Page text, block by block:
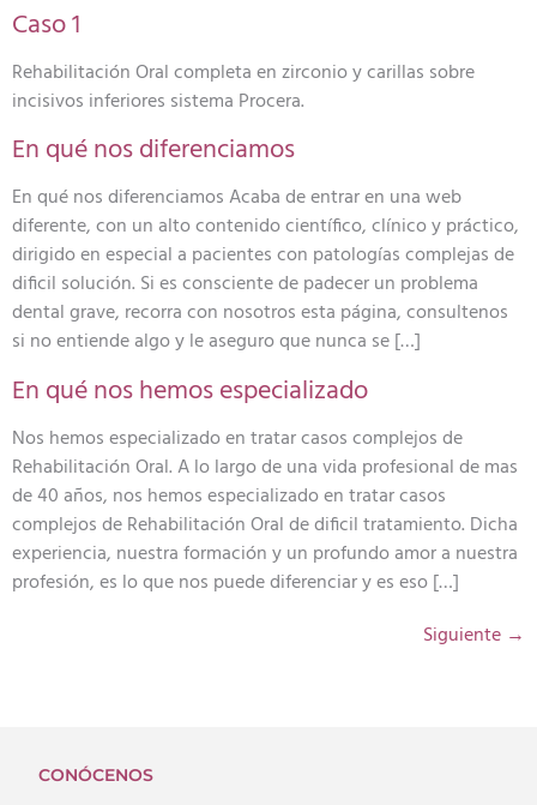
Caso 1
Rehabilitación Oral completa en zirconio y carillas sobre
incisivos inferiores sistema Procera.
En qué nos diferenciamos
En qué nos diferenciamos Acaba de entrar en una web
diferente, con un alto contenido científico, clínico y práctico,
dirigido en especial a pacientes con patologías complejas de
dificil solución. Si es consciente de padecer un problema
dental grave, recorra con nosotros esta página, consultenos
si no entiende algo y le aseguro que nunca se […]
En qué nos hemos especializado
Nos hemos especializado en tratar casos complejos de
Rehabilitación Oral. A lo largo de una vida profesional de mas
de 40 años, nos hemos especializado en tratar casos
complejos de Rehabilitación Oral de dificil tratamiento. Dicha
experiencia, nuestra formación y un profundo amor a nuestra
profesión, es lo que nos puede diferenciar y es eso […]
Siguiente →
CONÓCENOS